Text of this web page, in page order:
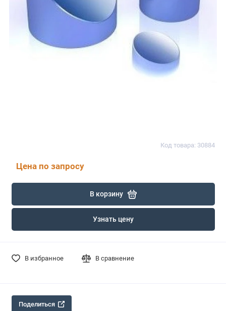
Код товара: 30884
Цена по запросу
В корзину
Узнать цену
В избранное В сравнение
Поделиться